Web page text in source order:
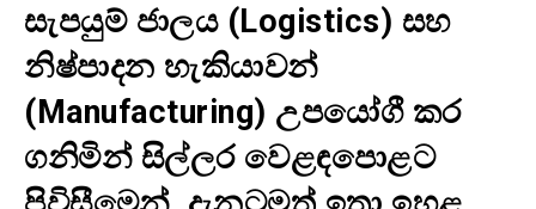
සැපයුම් ජාලය (Logistics) සහ
නිෂ්පාදන හැකියාවන්
(Manufacturing) උපයෝගී කර
ගනිමින් සිල්ලර වෙළඳපොළට